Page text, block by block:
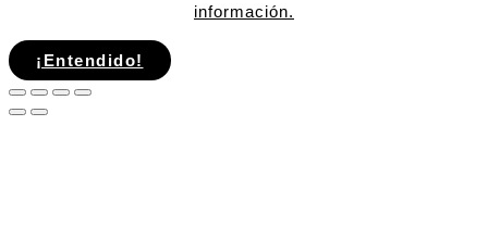
información.
¡Entendido!